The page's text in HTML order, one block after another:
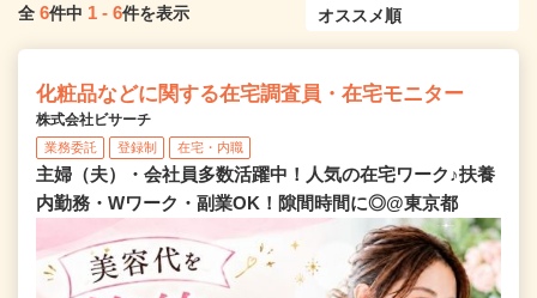
全 6件中 1 - 6件を表示
化粧品などに関する在宅調査員・在宅モニター
株式会社ビサーチ
業務委託 登録制 在宅・内職
主婦（夫）・会社員多数活躍中！人気の在宅ワーク♪扶養
内勤務・Wワーク・副業OK！隙間時間に◎@東京都